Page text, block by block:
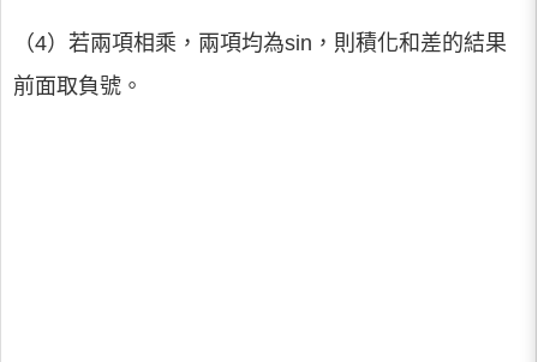
（4）若兩項相乘，兩項均為sin，則積化和差的結果
前面取負號。